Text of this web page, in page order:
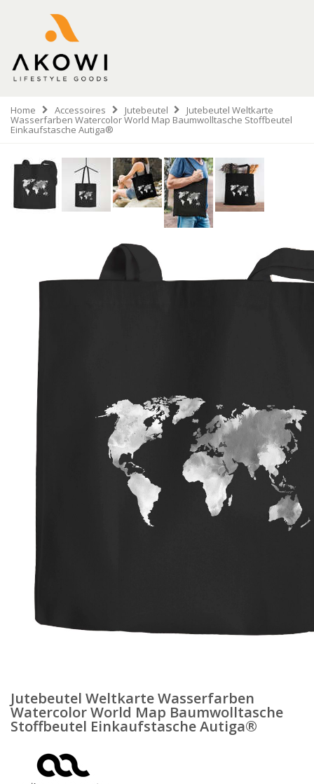
Home Accessoires Jutebeutel Jutebeutel Weltkarte
Wasserfarben Watercolor World Map Baumwolltasche Stoffbeutel
Einkaufstasche Autiga®
Jutebeutel Weltkarte Wasserfarben
Watercolor World Map Baumwolltasche
Stoffbeutel Einkaufstasche Autiga®